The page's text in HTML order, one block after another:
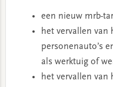
een nieuw mrb-
het vervallen van
personenauto’s
als werktuig of
het vervallen van